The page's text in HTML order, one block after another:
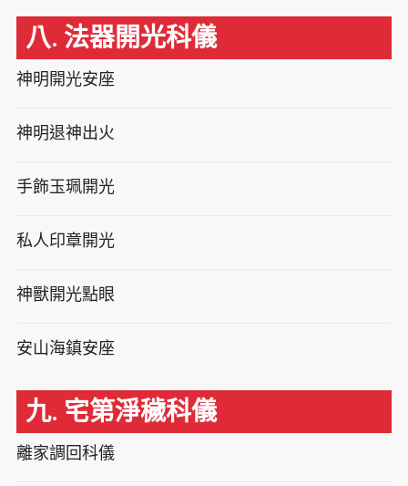
八. 法器開光科儀
神明開光安座
神明退神出火
手飾玉珮開光
私人印章開光
神獸開光點眼
安山海鎮安座
九. 宅第淨穢科儀
離家調回科儀